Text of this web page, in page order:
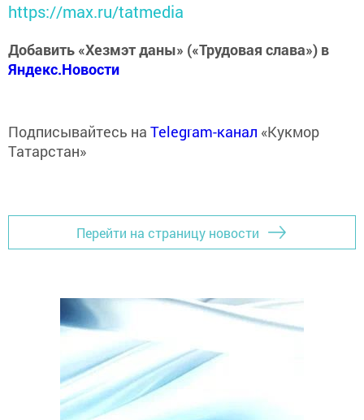
https://max.ru/tatmedia
Добавить «Хезмэт даны» («Трудовая слава») в
Яндекс.Новости
Подписывайтесь на Telegram-канал «Кукмор
Татарстан»
Перейти на страницу новости